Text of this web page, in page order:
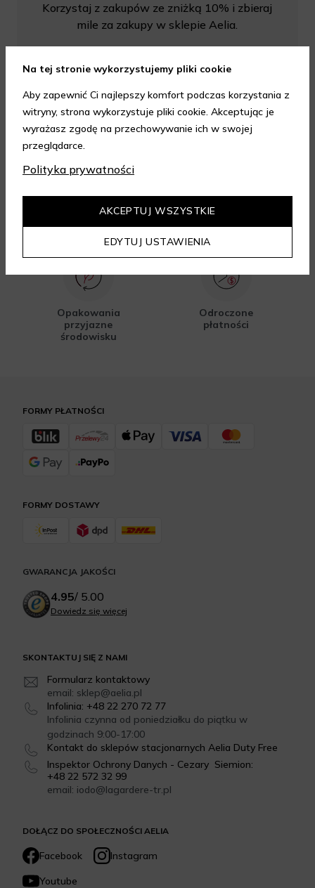
Korzystaj z zakupów ze zniżką 10% i zbieraj
mile za zakupy w sklepie Aelia.
DOWIEDZ SIĘ WIĘCEJ
zamówienia
Opakowania
przyjazne
środowisku
Odroczone
płatności
DOŁĄCZ DO SPOŁECZNOŚCI AELIA
Facebook
Instagram
Youtube
SKONTAKTUJ SIĘ Z NAMI
Formularz kontaktowy
email: sklep@aelia.pl
Infolinia: +48 22 270 72 77
Infolinia czynna od poniedziałku do piątku w
godzinach 9:00-17:00
Kontakt do sklepów stacjonarnych Aelia Duty Free
Inspektor Ochrony Danych - Cezary Siemion:
+48 22 572 32 99
email: iodo@lagardere-tr.pl
FORMY DOSTAWY
FORMY PŁATNOŚCI
GWARANCJA JAKOŚCI
4.95/ 5.00
Dowiedz się więcej
Na tej stronie wykorzystujemy pliki cookie
Aby zapewnić Ci najlepszy komfort podczas korzystania z
witryny, strona wykorzystuje pliki cookie. Akceptując je
wyrażasz zgodę na przechowywanie ich w swojej
przeglądarce.
Polityka prywatności
EDYTUJ USTAWIENIA
AKCEPTUJ WSZYSTKIE